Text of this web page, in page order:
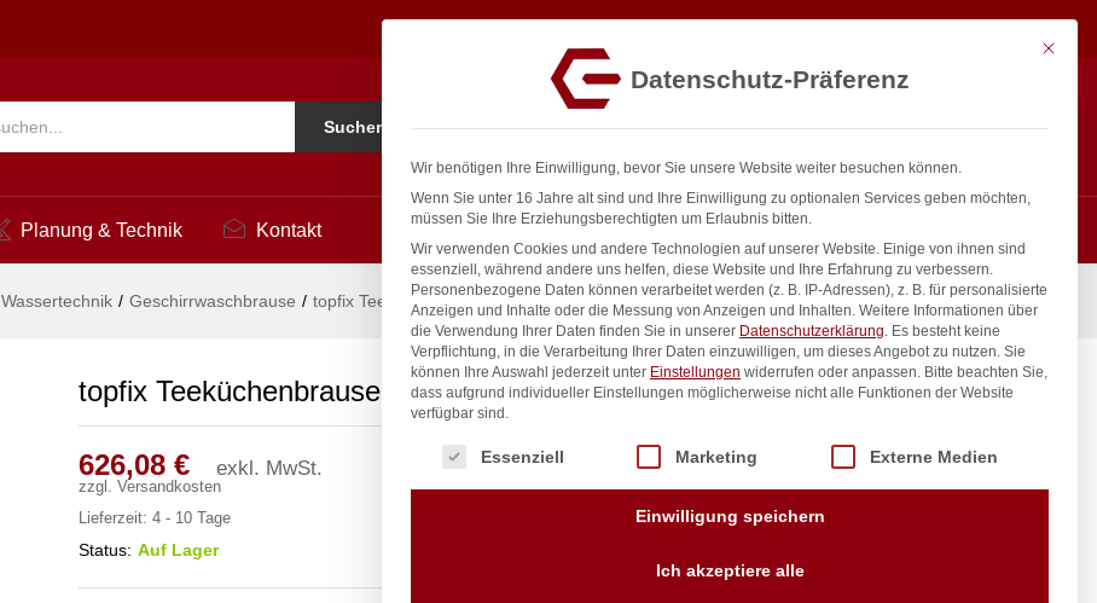
Suchen
Planung & Technik Kontakt
Wassertechnik / Geschirrwaschbrause / topfix Teeküchenbrause 1/2″
topfix Teeküchenbrause 1/2″
626,08 € exkl. MwSt.
zzgl. Versandkosten
Lieferzeit: 4 - 10 Tage
Status: Auf Lager
inkl. / exkl. MwSt.
Anfragen
626,08€ exkl. MwSt. In den Warenkorb
Mit
Datenschutz-Präferenz
Wir benötigen Ihre Einwilligung, bevor Sie unsere Website weiter besuchen können.
Wenn Sie unter 16 Jahre alt sind und Ihre Einwilligung zu optionalen Services geben möchten,
müssen Sie Ihre Erziehungsberechtigten um Erlaubnis bitten.
Wir verwenden Cookies und andere Technologien auf unserer Website. Einige von ihnen sind
essenziell, während andere uns helfen, diese Website und Ihre Erfahrung zu verbessern.
Personenbezogene Daten können verarbeitet werden (z. B. IP-Adressen), z. B. für personalisierte
Anzeigen und Inhalte oder die Messung von Anzeigen und Inhalten. Weitere Informationen über
die Verwendung Ihrer Daten finden Sie in unserer Datenschutzerklärung. Es besteht keine
Verpflichtung, in die Verarbeitung Ihrer Daten einzuwilligen, um dieses Angebot zu nutzen. Sie
können Ihre Auswahl jederzeit unter Einstellungen widerrufen oder anpassen. Bitte beachten Sie,
dass aufgrund individueller Einstellungen möglicherweise nicht alle Funktionen der Website
verfügbar sind.
Es folgt eine Liste der Service-Gruppen, für die eine Einwilligung erteilt werden kann.
Essenziell Marketing Externe Medien
Einwilligung speichern
Ich akzeptiere alle